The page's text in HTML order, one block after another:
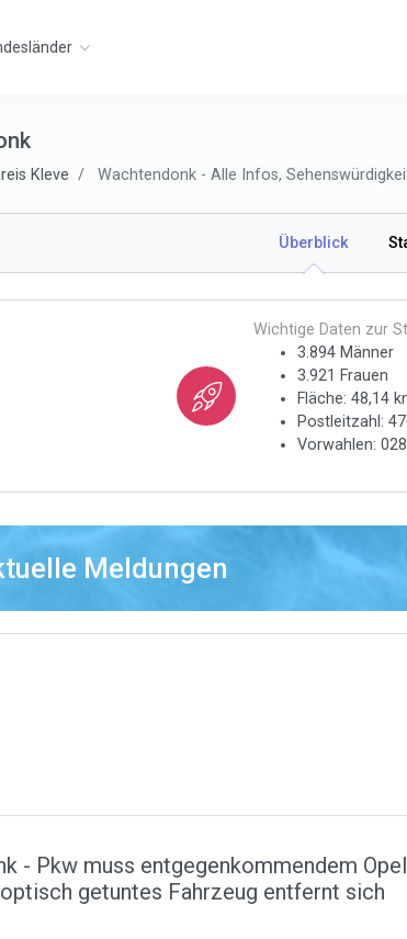
Kleve Wachtendonk - Alle Infos,
Überblick
Wichtige Daten zur
3.894 Männer
3.921 Frauen
Fläche: 48,14
Postleitzahl:
Vorwahlen:
Meldungen
- Pkw muss entgegenkommendem Opel
getuntes Fahrzeug entfernt sich